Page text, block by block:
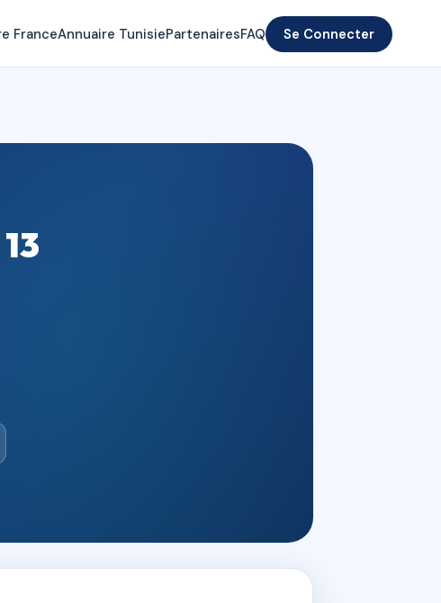
FranceAnnuaire TunisiePartenairesFAQ Se Connecter